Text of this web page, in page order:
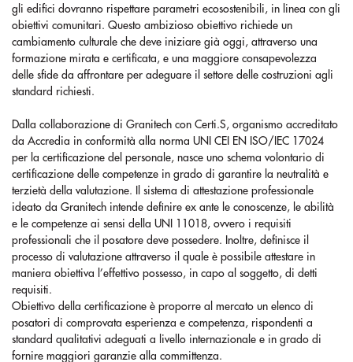
gli edifici dovranno rispettare parametri ecosostenibili, in linea con gli
obiettivi comunitari. Questo ambizioso obiettivo richiede un
cambiamento culturale che deve iniziare già oggi, attraverso una
formazione mirata e certificata, e una maggiore consapevolezza
delle sfide da affrontare per adeguare il settore delle costruzioni agli
standard richiesti.
Dalla collaborazione di Granitech con Certi.S, organismo accreditato
da Accredia in conformità alla norma UNI CEI EN ISO/IEC 17024
per la certificazione del personale, nasce uno schema volontario di
certificazione delle competenze in grado di garantire la neutralità e
terzietà della valutazione. Il sistema di attestazione professionale
ideato da Granitech intende definire ex ante le conoscenze, le abilità
e le competenze ai sensi della UNI 11018, ovvero i requisiti
professionali che il posatore deve possedere. Inoltre, definisce il
processo di valutazione attraverso il quale è possibile attestare in
maniera obiettiva l’effettivo possesso, in capo al soggetto, di detti
requisiti.
Obiettivo della certificazione è proporre al mercato un elenco di
posatori di comprovata esperienza e competenza, rispondenti a
standard qualitativi adeguati a livello internazionale e in grado di
fornire maggiori garanzie alla committenza.